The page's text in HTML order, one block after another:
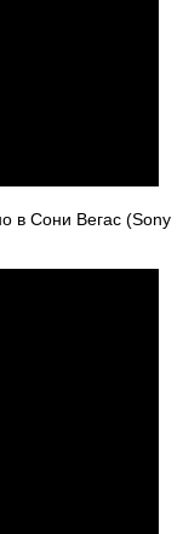
в Сони Вегас (Sony